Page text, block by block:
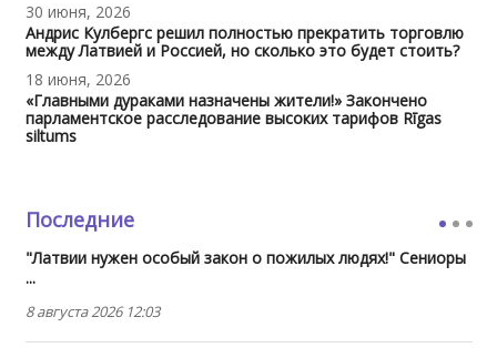
30 июня, 2026
Андрис Кулбергс решил полностью прекратить торговлю
между Латвией и Россией, но сколько это будет стоить?
18 июня, 2026
«Главными дураками назначены жители!» Закончено
парламентское расследование высоких тарифов Rīgas
siltums
Последние
"Латвии нужен особый закон о пожилых людях!" Сениоры
...
8 августа 2026 12:03